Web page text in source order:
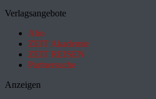
Verlagsangebote
Abo
ZEIT Akademie
ZEIT REISEN
Partnersuche
Anzeigen